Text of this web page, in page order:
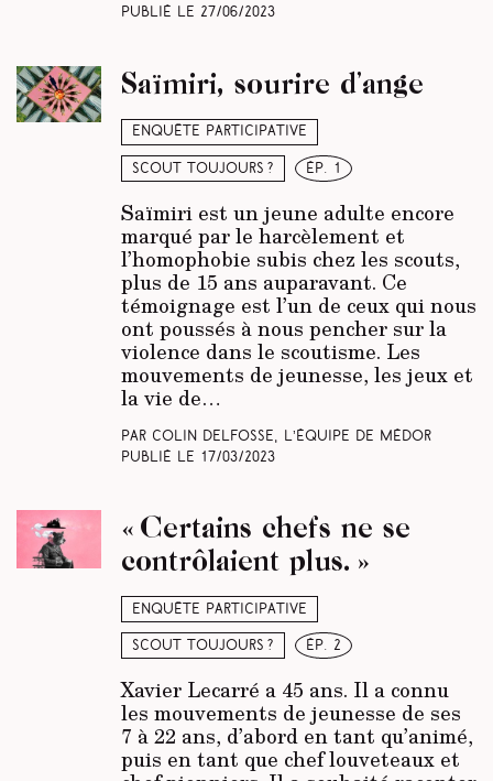
Publié le 27/06/2023
Enquête participative
Scout toujours ? ép. 1
Saïmiri, sourire d’ange
Saïmiri est un jeune adulte encore
marqué par le harcèlement et
l’homophobie subis chez les scouts,
plus de 15 ans auparavant. Ce
témoignage est l’un de ceux qui nous
ont poussés à nous pencher sur la
violence dans le scoutisme. Les
mouvements de jeunesse, les jeux et
la vie de…
Par Colin Delfosse, L’équipe de Médor
Publié le 17/03/2023
Enquête participative
Scout toujours ? ép. 2
« Certains chefs ne se
contrôlaient plus. »
Xavier Lecarré a 45 ans. Il a connu
les mouvements de jeunesse de ses
7 à 22 ans, d’abord en tant qu’animé,
puis en tant que chef louveteaux et